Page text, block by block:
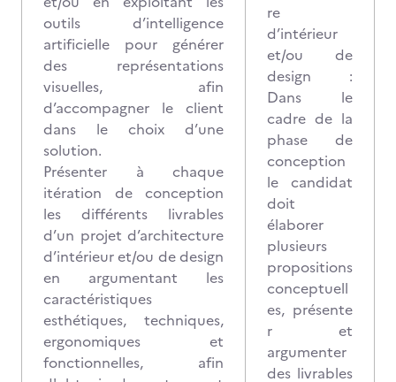
outils d’intelligence
artificielle pour générer
des représentations
visuelles, afin
d’accompagner le client
dans le choix d’une
solution.
Présenter à chaque
itération de conception
les différents livrables
d’un projet d’architecture
d’intérieur et/ou de design
en argumentant les
caractéristiques
esthétiques, techniques,
ergonomiques et
fonctionnelles, afin
re
d’intérieur
et/ou de
design :
Dans le
cadre de la
phase de
conception
le candidat
doit
élaborer
plusieurs
propositions
conceptuell
es, présente
r et
argumenter
des livrables